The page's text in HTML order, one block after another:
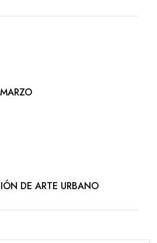
DE ARTE URBANO